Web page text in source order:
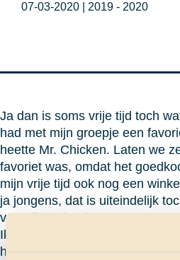
07-03-2020 | 2019 - 2020
Ja dan is soms vrije tijd toch
had met mijn groepje een
heette Mr. Chicken. Laten we
favoriet was, omdat het
mijn vrije tijd ook nog een
ja jongens, dat is uiteindelijk
voor dit verhaal.
Ik liep op mijn dooie gemakje
het restaurantje uit. Ik dacht